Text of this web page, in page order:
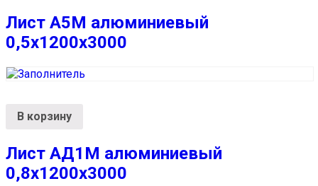
Лист А5М алюминиевый
0,5х1200х3000
В корзину
Лист АД1М алюминиевый
0,8х1200х3000